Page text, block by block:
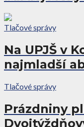
Tlačové správy
Na UPJŠ v
najmladší
Tlačové správy
Prázdniny